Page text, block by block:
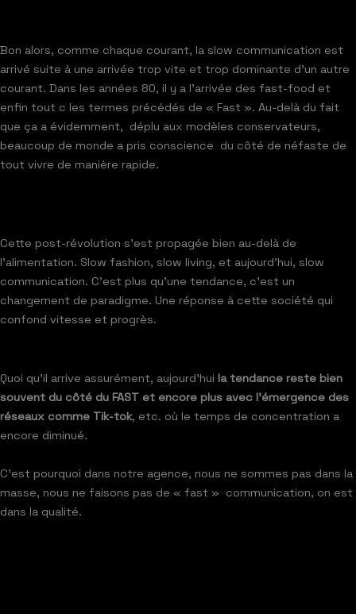
Bon alors, comme chaque courant, la slow communication est
arrivé suite à une arrivée trop vite et trop dominante d’un autre
courant. Dans les années 80, il y a l’arrivée des fast-food et
enfin tout c les termes précédés de « Fast ». Au-delà du fait
que ça a évidemment, déplu aux modèles conservateurs,
beaucoup de monde a pris conscience du côté de néfaste de
tout vivre de manière rapide.
Cette post-révolution s’est propagée bien au-delà de
l’alimentation. Slow fashion, slow living, et aujourd’hui, slow
communication. C’est plus qu’une tendance, c’est un
changement de paradigme. Une réponse à cette société qui
confond vitesse et progrès.
Quoi qu’il arrive assurément, aujourd’hui la tendance reste bien
souvent du côté du FAST et encore plus avec l’émergence des
réseaux comme Tik-tok, etc. où le temps de concentration a
encore diminué.
C’est pourquoi dans notre agence, nous ne sommes pas dans la
masse, nous ne faisons pas de « fast » communication, on est
dans la qualité.